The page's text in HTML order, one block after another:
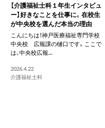
【介護福祉士科１年生インタビュ
ー】好きなことを仕事に。在校生
が中央校を選んだ本当の理由
こんにちは！神戸医療福祉専門学校
中央校 広報課の樋口です。ここで
は、中央校広報...
2026.4.22
介護福祉士科